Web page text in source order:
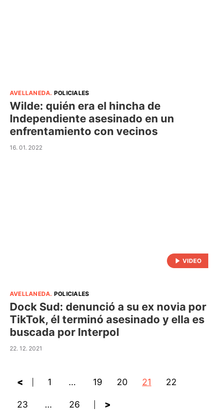
AVELLANEDA. POLICIALES
Wilde: quién era el hincha de
Independiente asesinado en un
enfrentamiento con vecinos
16. 01. 2022
AVELLANEDA. POLICIALES
Dock Sud: denunció a su ex novia por
TikTok, él terminó asesinado y ella es
buscada por Interpol
22. 12. 2021
< 1 … 19 20 21 22
23 … 26 >